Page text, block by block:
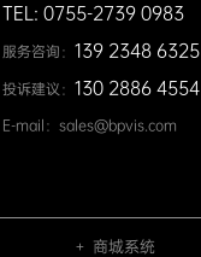
TEL: 0755-2739 0983
服务咨询： 139 2348 6325
投诉建议： 130 2886 4554
E-mail：sales@bpvis.com
＋ 商城系统